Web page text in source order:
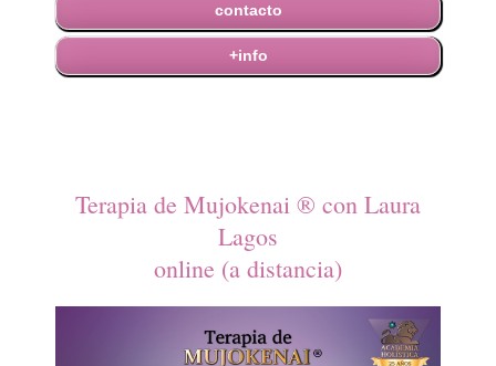
contacto
+info
Terapia de Mujokenai ® con Laura
Lagos
online (a distancia)